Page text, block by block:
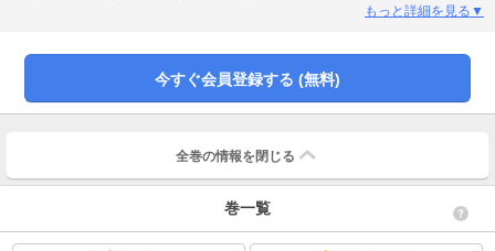
形皇帝による“男女逆転!?”人気中華後宮ファンタジー、コミカライズ開幕!
もっと詳細を見る▼
今すぐ会員登録する (無料)
全巻の情報を 閉じる
巻一覧